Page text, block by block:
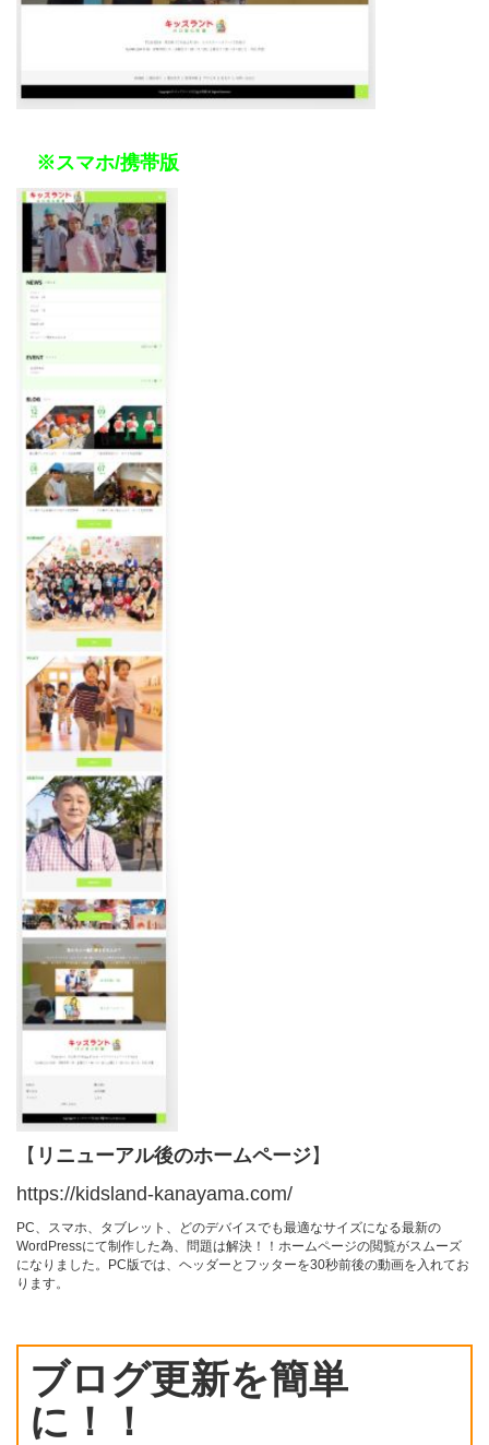
※スマホ/携帯版
【 リニューアル後のホームページ】
https://kidsland-kanayama.com/
PC、スマホ、タブレット、どのデバイスでも最適なサイズになる最新の
WordPressにて制作した為、 問題は解決！！ ホームページの閲覧がスムーズ
になりました。
PC版では、ヘッダーとフッターを30秒前後の動画を入れてお
ります。
ブログ更新を簡単
に！！